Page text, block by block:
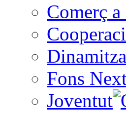
Comerç
Fons
Joventut